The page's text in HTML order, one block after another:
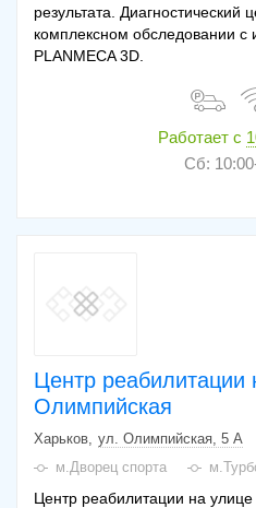
результата. Диагностический
комплексном обследовании с
PLANMECA 3D.
Работает с
Сб:
Центр реабилитации
Олимпийская
Харьков ул. Олимпийская, 5 А
м.Дворец спорта
Центр реабилитации на